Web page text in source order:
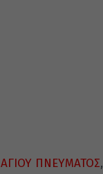
ΠΝΕΥΜΑΤΟΣ,